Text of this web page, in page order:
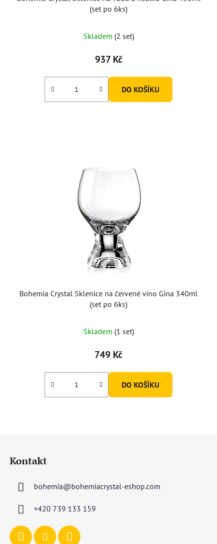
(set po 6ks)
Skladem (2 set)
937 Kč
DO KOŠÍKU
Bohemia Crystal Sklenice na červené víno Gina 340ml
(set po 6ks)
Skladem (1 set)
749 Kč
DO KOŠÍKU
Kontakt
bohemia@bohemiacrystal-eshop.com
+420 739 133 159